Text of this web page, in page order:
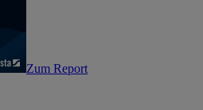
Zum Report